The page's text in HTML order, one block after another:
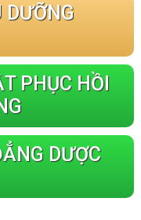
PHỤC HỒI
DƯỢC